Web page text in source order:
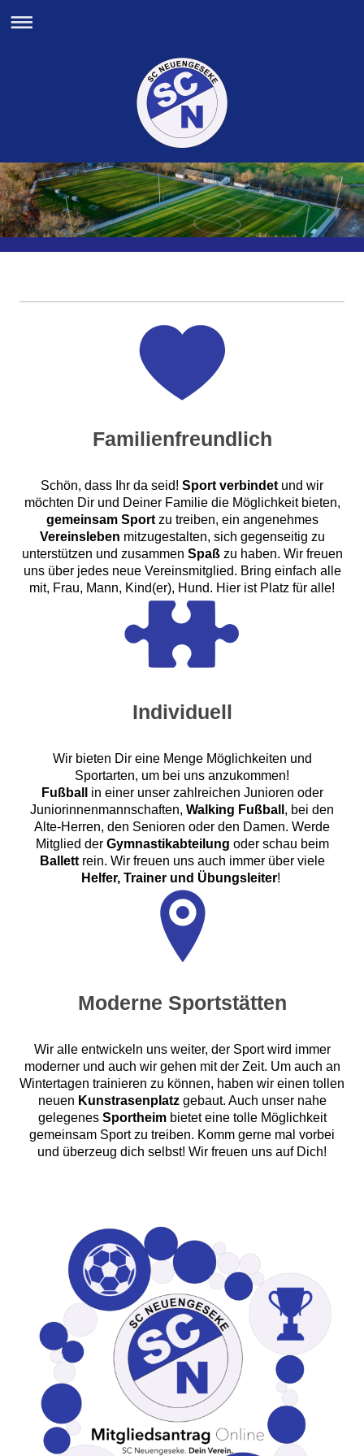
Familienfreundlich
Schön, dass Ihr da seid! Sport verbindet und wir
möchten Dir und Deiner Familie die Möglichkeit bieten,
gemeinsam Sportzu treiben, ein angenehmes
Vereinsleben mitzugestalten, sich gegenseitig zu
unterstützen und zusammen Spaßzu haben. Wir freuen
uns über jedes neue Vereinsmitglied. Bring einfach alle
mit, Frau, Mann, Kind(er), Hund. Hier ist Platz für alle!
Individuell
Wir bieten Dir eine Menge Möglichkeiten und
Sportarten, um bei uns anzukommen!
Fußball
in einer unser zahlreichen Junioren oder
Juniorinnenmannschaften, Walking Fußball , bei den
Alte-Herren, den Senioren oder den Damen. Werde
Mitglied der Gymnastikabteilung oder schau beim
Ballettrein. Wir freuen uns auch immer über viele
Helfer, Trainer und Übungsleiter!
Moderne Sportstätten
Wir alle entwickeln uns weiter, der Sport wird immer
moderner und auch wir gehen mit der Zeit. Um auch an
Wintertagen trainieren zu können, haben wir einen tollen
neuen Kunstrasenplatzgebaut. Auch unser nahe
gelegenes Sportheimbietet eine tolle Möglichkeit
gemeinsam Sport zu treiben. Komm gerne mal vorbei
und überzeug dich selbst! Wir freuen uns auf Dich!